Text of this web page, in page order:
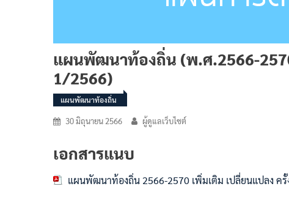
แผนพัฒนาท้องถิ่น (พ.ศ.2566-
1/2566)
แผนพัฒนาท้องถิ่น
30 มิถุนายน 2566 ผู้ดูแลเว็บไซต์
เอกสารแนบ
แผนพัฒนาท้องถิ่น 2566-2570 เพิ่มเติม เปลี่ยนแปลง ค